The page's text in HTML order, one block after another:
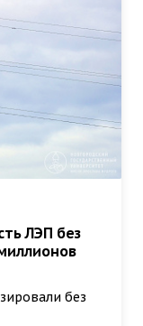
ЛЭП без
без